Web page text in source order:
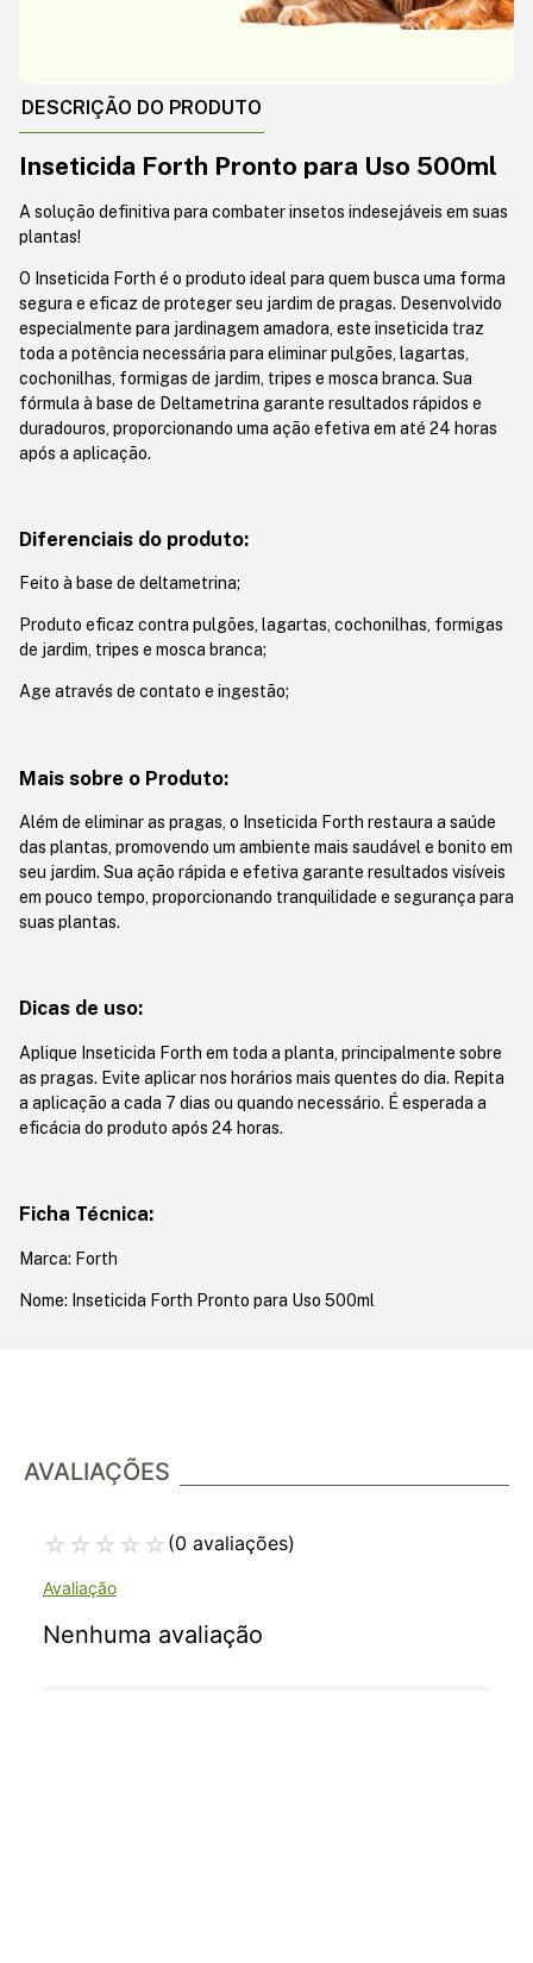
DESCRIÇÃO DO PRODUTO
Inseticida Forth Pronto para Uso 500ml
A solução definitiva para combater insetos indesejáveis em suas
plantas!
O Inseticida Forth é o produto ideal para quem busca uma forma
segura e eficaz de proteger seu jardim de pragas. Desenvolvido
especialmente para jardinagem amadora, este inseticida traz
toda a potência necessária para eliminar pulgões, lagartas,
cochonilhas, formigas de jardim, tripes e mosca branca. Sua
fórmula à base de Deltametrina garante resultados rápidos e
duradouros, proporcionando uma ação efetiva em até 24 horas
após a aplicação.
Diferenciais do produto:
Feito à base de deltametrina;
Produto eficaz contra pulgões, lagartas, cochonilhas, formigas
de jardim, tripes e mosca branca;
Age através de contato e ingestão;
Mais sobre o Produto:
Além de eliminar as pragas, o Inseticida Forth restaura a saúde
das plantas, promovendo um ambiente mais saudável e bonito em
seu jardim. Sua ação rápida e efetiva garante resultados visíveis
em pouco tempo, proporcionando tranquilidade e segurança para
suas plantas.
Dicas de uso:
Aplique Inseticida Forth em toda a planta, principalmente sobre
as pragas. Evite aplicar nos horários mais quentes do dia. Repita
a aplicação a cada 7 dias ou quando necessário. É esperada a
eficácia do produto após 24 horas.
Ficha Técnica:
Marca: Forth
Nome: Inseticida Forth Pronto para Uso 500ml
AVALIAÇÕES
☆ ☆ ☆ ☆ ☆ (0 avaliações)
Nenhuma avaliação